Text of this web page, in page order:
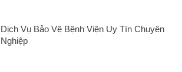
Dịch Vụ Bảo Vệ Bệnh Viện Uy Tín Chuyên
Nghiệp